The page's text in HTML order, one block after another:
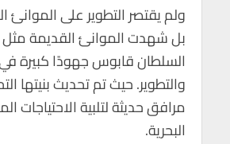
ولم يقتصر التطوير على الموانئ
بل شهدت الموانئ القديمة مثل
السلطان قابوس جهودًا كبيرة
والتطوير. حيث تم تحديث بنيتها
مرافق حديثة لتلبية الاحتياجات
البحرية.